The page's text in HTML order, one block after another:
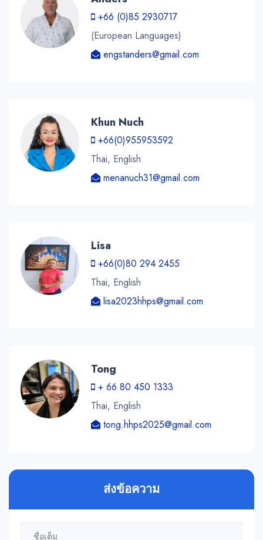
+66 (0)85 2930717
(European Languages)
engstanders@gmail.com
Khun Nuch
+66(0)955953592
Thai, English
menanuch31@gmail.com
Lisa
+66(0)80 294 2455
Thai, English
lisa2023hhps@gmail.com
Tong
+ 66 80 450 1333
Thai, English
tong.hhps2025@gmail.com
ส่งข้อความ